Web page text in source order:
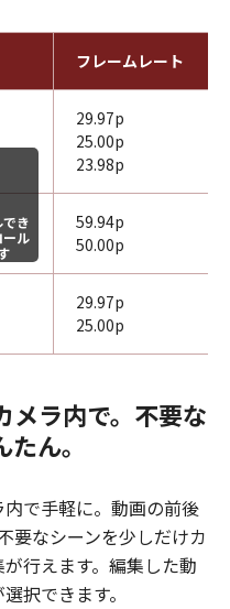
フレームレート
29.97p
25.00p
23.98p
59.94p
50.00p
29.97p
25.00p
き
ール
メラ内で。不要な
ん。
で手軽に。動画の前後
要なシーンを少しだけカ
行えます。編集した動
択できます。